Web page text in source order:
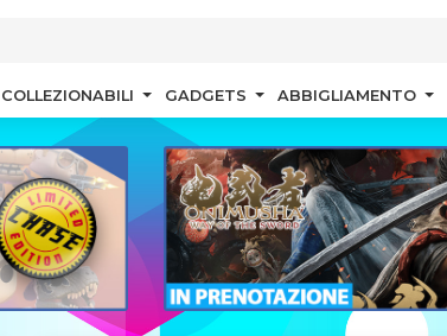
COLLEZIONABILI GADGETS ABBIGLIAMENTO